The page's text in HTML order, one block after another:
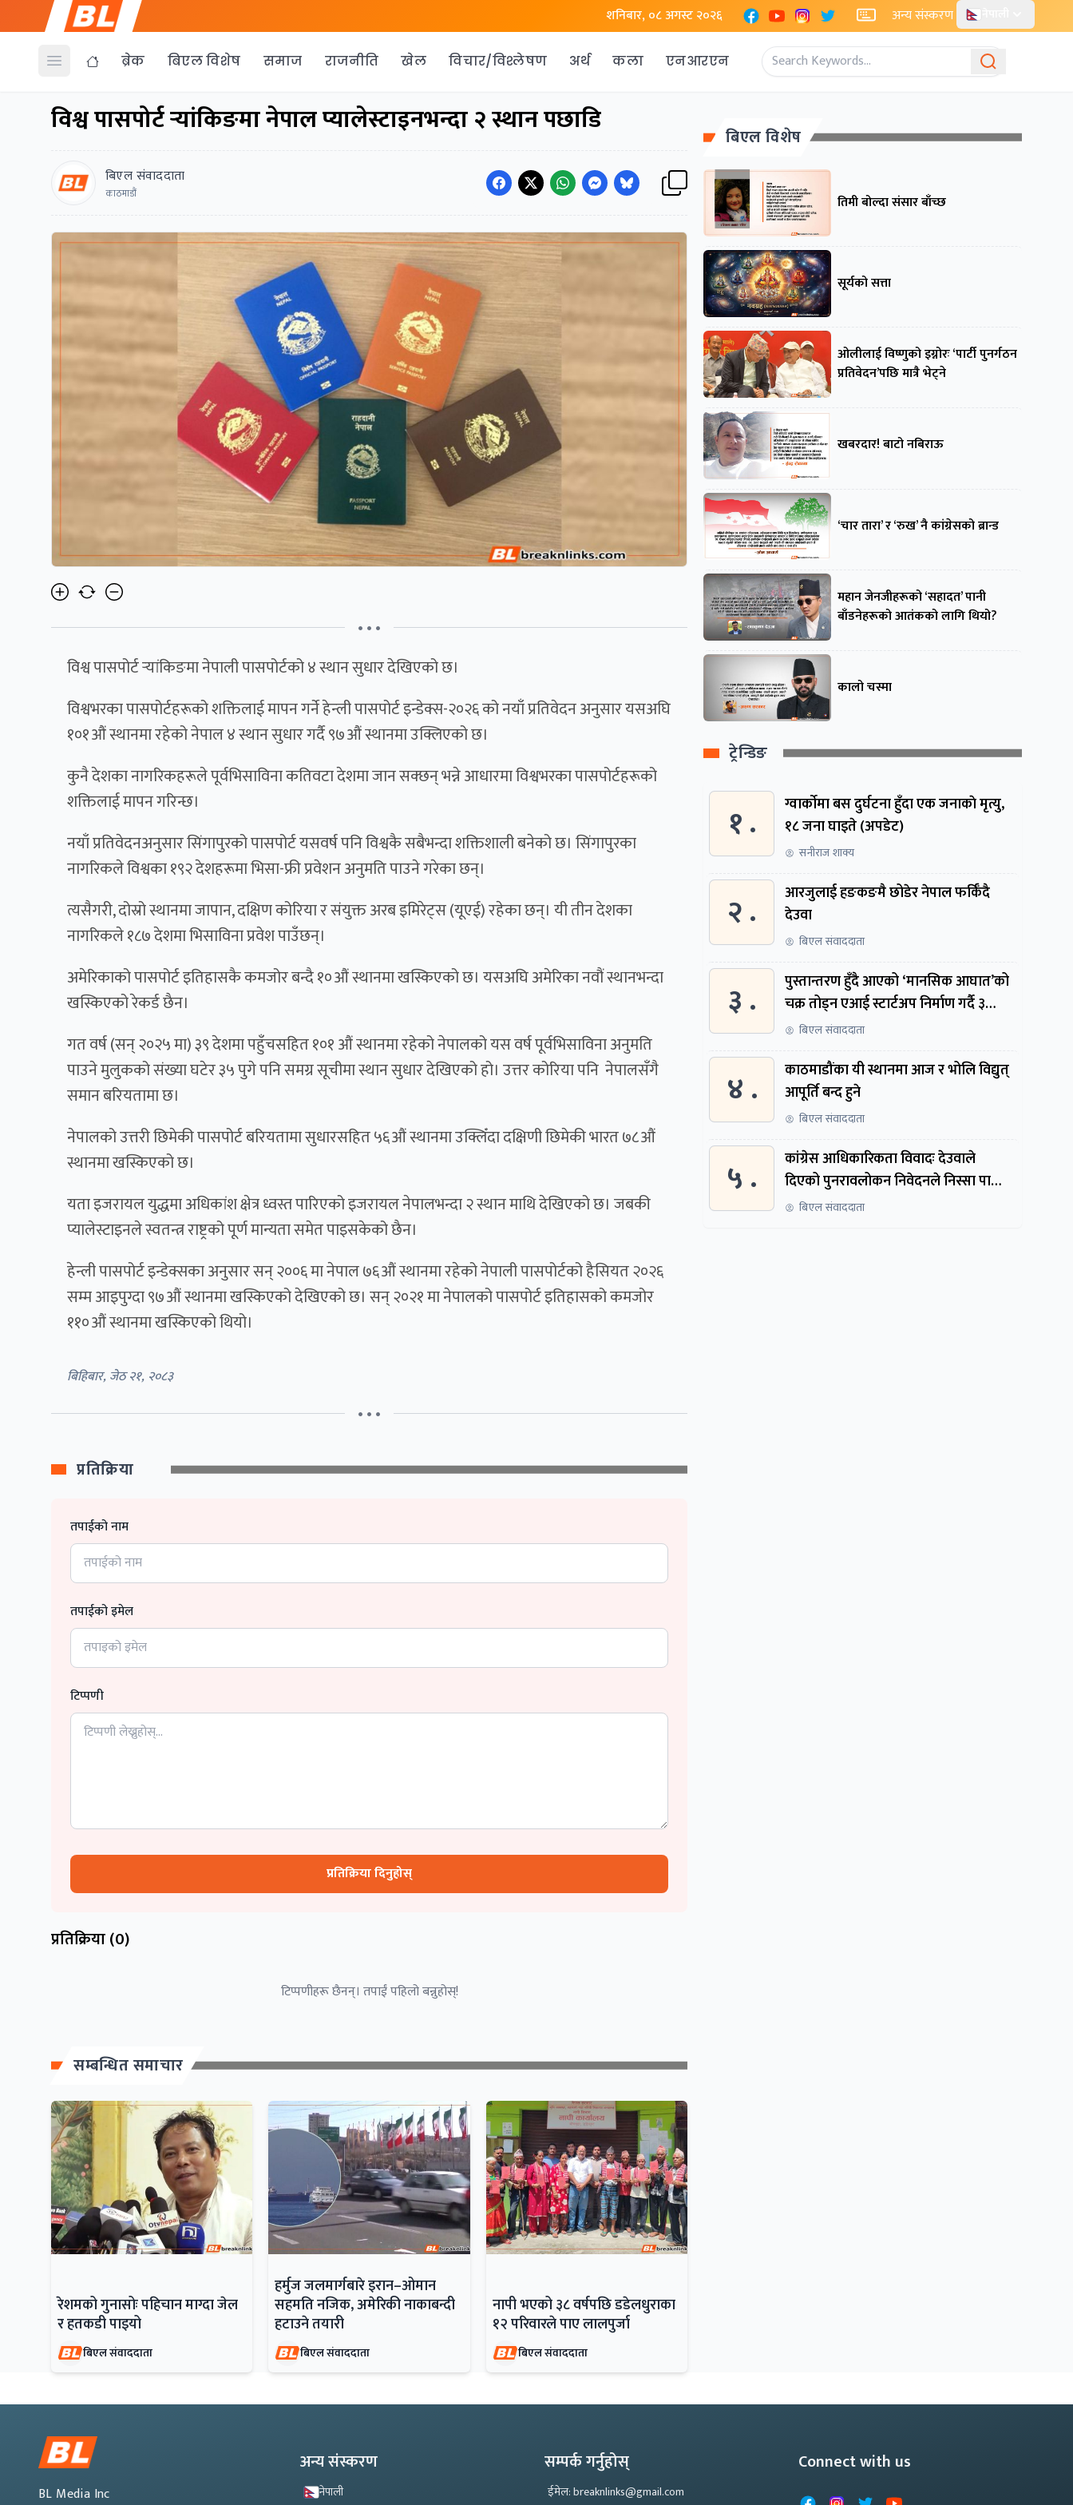
शनिबार, ०८ अगस्ट २०२६ FacebookYouTubeInstagram
X अन्य संस्करण
Open menu ब्रेक बिएल विशेष समाज राजनीति खेल विचार/विश्लेषण अर्थ कला एनआरएन
विश्व पासपोर्ट र्‍यांकिङमा नेपाल प्यालेस्टाइनभन्दा २ स्थान पछाडि
बिएल संवाददाता
काठमाडौं
• • •
विश्व पासपोर्ट र्‍यांकिङमा नेपाली पासपोर्टको ४ स्थान सुधार देखिएको छ।
विश्वभरका पासपोर्टहरूको शक्तिलाई मापन गर्ने हेन्ली पासपोर्ट इन्डेक्स-२०२६ को नयाँ प्रतिवेदन अनुसार यसअघि
१०१औं स्थानमा रहेको नेपाल ४ स्थान सुधार गर्दै ९७औं स्थानमा उक्लिएको छ।
कुनै देशका नागरिकहरूले पूर्वभिसाविना कतिवटा देशमा जान सक्छन् भन्ने आधारमा विश्वभरका पासपोर्टहरूको
शक्तिलाई मापन गरिन्छ।
नयाँ प्रतिवेदनअनुसार सिंगापुरको पासपोर्ट यसवर्ष पनि विश्वकै सबैभन्दा शक्तिशाली बनेको छ। सिंगापुरका
नागरिकले विश्वका १९२ देशहरूमा भिसा-फ्री प्रवेशन अनुमति पाउने गरेका छन्।
त्यसैगरी, दोस्रो स्थानमा जापान, दक्षिण कोरिया र संयुक्त अरब इमिरेट्स (यूएई) रहेका छन्। यी तीन देशका
नागरिकले १८७ देशमा भिसाविना प्रवेश पाउँछन्।
अमेरिकाको पासपोर्ट इतिहासकै कमजोर बन्दै १०औं स्थानमा खस्किएको छ। यसअघि अमेरिका नवौं स्थानभन्दा
खस्किएको रेकर्ड छैन।
गत वर्ष (सन् २०२५ मा) ३९ देशमा पहुँचसहित १०१ औं स्थानमा रहेको नेपालको यस वर्ष पूर्वभिसाविना अनुमति
पाउने मुलुकको संख्या घटेर ३५ पुगे पनि समग्र सूचीमा स्थान सुधार देखिएको हो। उत्तर कोरिया पनि नेपालसँगै
समान बरियतामा छ।
नेपालको उत्तरी छिमेकी पासपोर्ट बरियतामा सुधारसहित ५६औं स्थानमा उक्लिँदा दक्षिणी छिमेकी भारत ७८औं
स्थानमा खस्किएको छ।
यता इजरायल युद्धमा अधिकांश क्षेत्र ध्वस्त पारिएको इजरायल नेपालभन्दा २ स्थान माथि देखिएको छ। जबकी
प्यालेस्टाइनले स्वतन्त्र राष्ट्रको पूर्ण मान्यता समेत पाइसकेको छैन।
हेन्ली पासपोर्ट इन्डेक्सका अनुसार सन् २००६ मा नेपाल ७६औं स्थानमा रहेको नेपाली पासपोर्टको हैसियत २०२६
सम्म आइपुग्दा ९७औं स्थानमा खस्किएको देखिएको छ। सन् २०२१ मा नेपालको पासपोर्ट इतिहासको कमजोर
११०औं स्थानमा खस्किएको थियो।
बिहिबार, जेठ २१, २०८३
• • •
प्रतिक्रिया
तपाईको नाम
तपाईको इमेल
टिप्पणी
प्रतिक्रिया दिनुहोस्
प्रतिक्रिया (0)
टिप्पणीहरू छैनन्। तपाईं पहिलो बन्नुहोस्!
सम्बन्धित समाचार
रेशमको गुनासोः पहिचान माग्दा जेल
र हतकडी पाइयो
बिएल संवाददाता
हर्मुज जलमार्गबारे इरान–ओमान
सहमति नजिक, अमेरिकी नाकाबन्दी
हटाउने तयारी
बिएल संवाददाता
नापी भएको ३८ वर्षपछि डडेलधुराका
१२ परिवारले पाए लालपुर्जा
बिएल संवाददाता
बिएल विशेष
तिमी बोल्दा संसार बाँच्छ
सूर्यको सत्ता
ओलीलाई विष्णुको इग्नोरः ‘पार्टी पुनर्गठन
प्रतिवेदन’पछि मात्रै भेट्ने
खबरदार! बाटो नबिराऊ
‘चार तारा’ र ‘रुख’ नै कांग्रेसको ब्रान्ड
महान जेनजीहरूको ‘सहादत’ पानी
बाँडनेहरूको आतंकको लागि थियो?
कालो चस्मा
ट्रेन्डिङ
१ .
ग्वार्काेमा बस दुर्घटना हुँदा एक जनाकाे मृत्यु,
१८ जना घाइते (अपडेट)
सनीराज शाक्य
२ .
आरजुलाई हङकङमै छोडेर नेपाल फर्किँदै
देउवा
बिएल संवाददाता
३ .
पुस्तान्तरण हुँदै आएको ‘मानसिक आघात’को
चक्र तोड्न एआई स्टार्टअप निर्माण गर्दै ३
नेपाली
बिएल संवाददाता
४ .
काठमाडौंका यी स्थानमा आज र भोलि विद्युत्
आपूर्ति बन्द हुने
बिएल संवाददाता
५ .
कांग्रेस आधिकारिकता विवादः देउवाले
दिएको पुनरावलोकन निवेदनले निस्सा पायो,
फेरि सुरुदेखि सुनुवाइ हुने
बिएल संवाददाता
BL Media Inc
अन्य संस्करण
नेपाली
सम्पर्क गर्नुहोस्
ईमेल: breaknlinks@gmail.com
Connect with us